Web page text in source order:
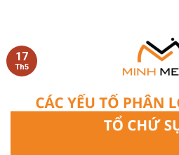
17
Th5